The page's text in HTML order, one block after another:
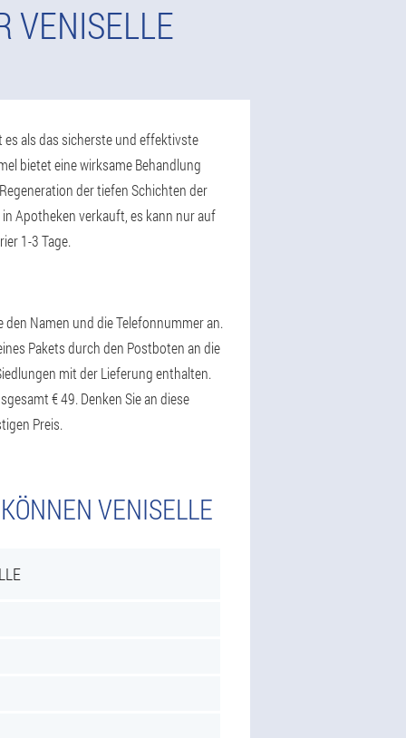
VENISELLE
es als das sicherste und effektivste
bietet eine wirksame Behandlung
der tiefen Schichten der
Apotheken verkauft, es kann nur auf
1-3 Tage.
den Namen und die Telefonnummer an.
Pakets durch den Postboten an die
mit der Lieferung enthalten.
€ 49. Denken Sie an diese
Preis.
VENISELLE